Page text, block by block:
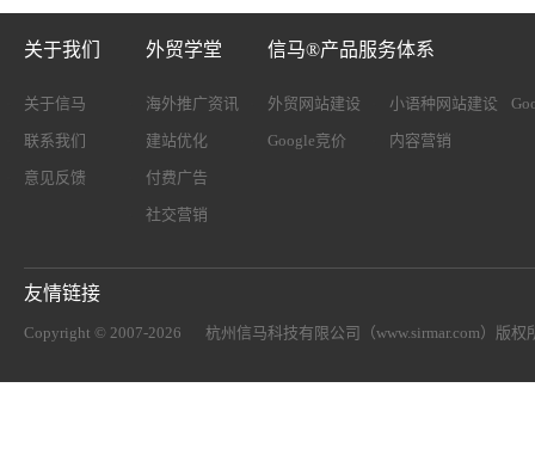
关于我们
关于信马
联系我们
意见反馈
外贸学堂
海外推广资讯
建站优化
付费广告
社交营销
信马®产品服务体系
外贸网站建设 小语种网站建设
Google竞价 内容营销
友情链接
Copyright © 2007-2026 杭州信马科技有限公司（www.sirmar.com） 版权